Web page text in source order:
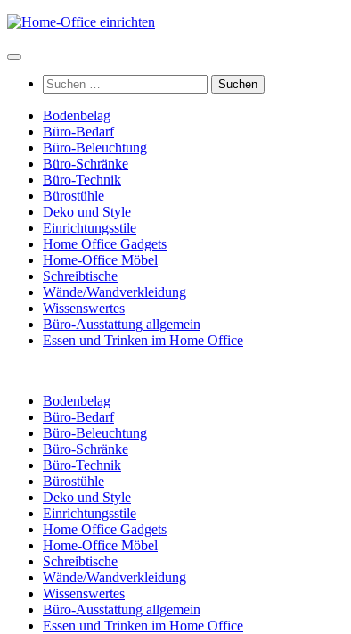
Zum
springen
Suchen
nach:
Bodenbelag
Büro-Bedarf
Büro-Beleuchtung
Büro-Schränke
Büro-Technik
Bürostühle
Deko und Style
Einrichtungsstile
Home Office Gadgets
Home-Office Möbel
Schreibtische
Wände/Wandverkleidung
Wissenswertes
Büro-Ausstattung allgemein
Essen und Trinken im Home Office
Bodenbelag
Büro-Bedarf
Büro-Beleuchtung
Büro-Schränke
Büro-Technik
Bürostühle
Deko und Style
Einrichtungsstile
Home Office Gadgets
Home-Office Möbel
Schreibtische
Wände/Wandverkleidung
Wissenswertes
Büro-Ausstattung allgemein
Essen und Trinken im Home Office